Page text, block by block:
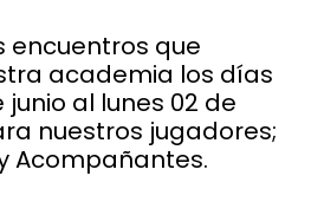
encuentros que
academia los días
al lunes 02 de
nuestros jugadores;
Acompañantes.